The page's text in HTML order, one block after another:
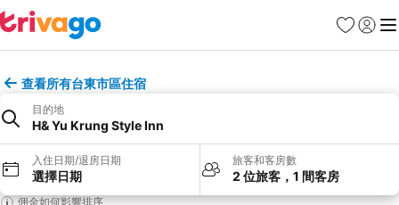
我的最愛
登入 選
查看所有台東市區住宿
目的地
H& Yu Krung Style Inn
入住日期/退房日期
選擇日期
旅客和客房數
2 位旅客，1 間客房
佣金如何影響排序